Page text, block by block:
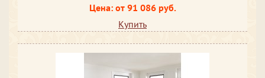
Цена: от 91 086 руб.
Купить